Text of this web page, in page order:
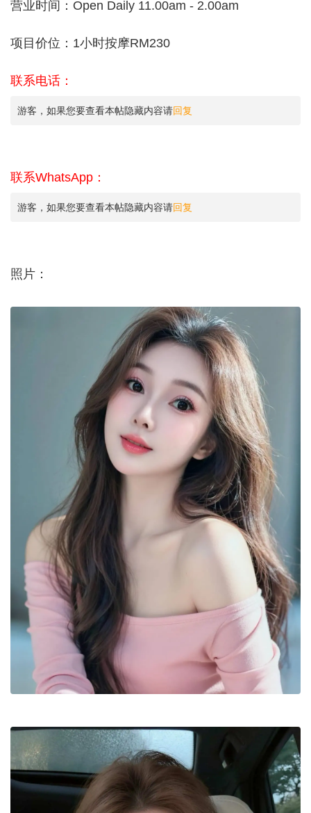
营业时间：Open Daily 11.00am - 2.00am
项目价位：1小时按摩RM230
联系电话：
游客，如果您要查看本帖隐藏内容请回复
联系WhatsApp：
游客，如果您要查看本帖隐藏内容请回复
照片：